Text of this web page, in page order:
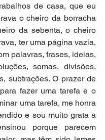
de casa, que eu
o cheiro da borracha
da sebenta, o cheiro
ter uma página vazia,
palavras, frases, ideias,
somas, divisões,
subtrações. O prazer de
fazer uma tarefa e o
uma tarefa, me honra
e sou muito grata a
porque parecem